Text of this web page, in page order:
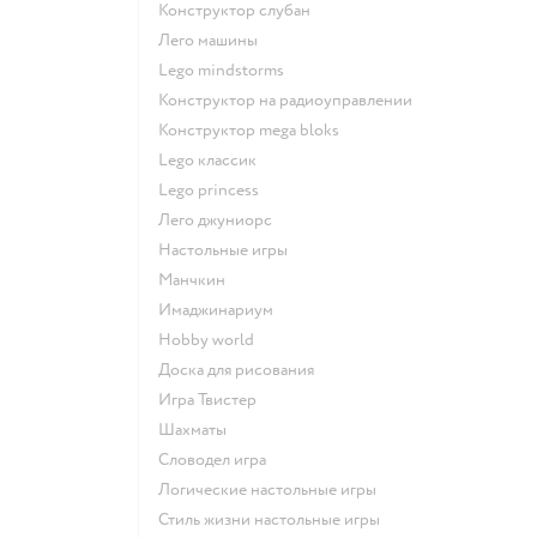
Конструктор слубан
Лего машины
Lego mindstorms
Конструктор на радиоуправлении
Конструктор mega bloks
Lego классик
Lego princess
Лего джуниорс
Настольные игры
Манчкин
Имаджинариум
Hobby world
Доска для рисования
Игра Твистер
Шахматы
Словодел игра
Логические настольные игры
Стиль жизни настольные игры